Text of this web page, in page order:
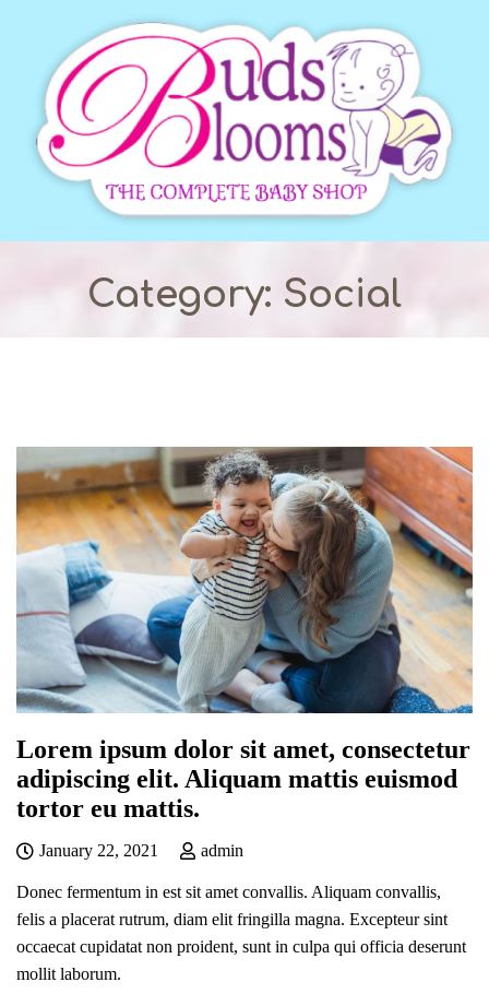
Category: Social
Lorem ipsum dolor sit amet, consectetur
adipiscing elit. Aliquam mattis euismod
tortor eu mattis.
January 22, 2021 admin
Donec fermentum in est sit amet convallis. Aliquam convallis,
felis a placerat rutrum, diam elit fringilla magna. Excepteur sint
occaecat cupidatat non proident, sunt in culpa qui officia deserunt
mollit laborum.